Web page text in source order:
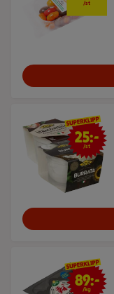
/st
25 kr/st
25:-
/st
89 kr/kg
89:-
/kg